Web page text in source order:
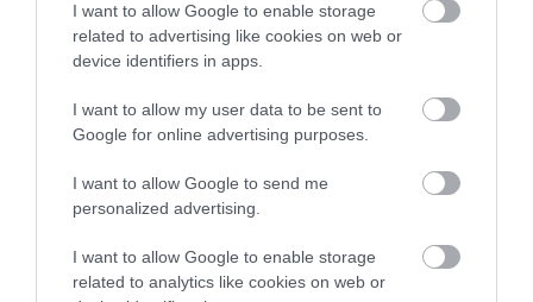
I want to allow Google to enable storage
related to advertising like cookies on web or
device identifiers in apps.
I want to allow my user data to be sent to
Google for online advertising purposes.
I want to allow Google to send me
personalized advertising.
I want to allow Google to enable storage
related to analytics like cookies on web or
udvariasak. Nagyon szépen
köszönünk mindent. Bakos
Imréné a Törteli Tulipán
Óvodából
étteremben, mely abszolút